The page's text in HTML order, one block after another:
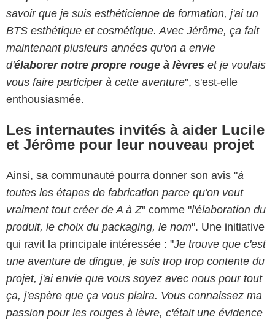
savoir que je suis esthéticienne de formation, j'ai un
BTS esthétique et cosmétique. Avec Jérôme, ça fait
maintenant plusieurs années qu'on a envie
d'élaborer notre propre rouge à lèvres et je voulais
vous faire participer à cette aventure", s'est-elle
enthousiasmée.
Les internautes invités à aider Lucile
et Jérôme pour leur nouveau projet
Ainsi, sa communauté pourra donner son avis "à
toutes les étapes de fabrication parce qu'on veut
vraiment tout créer de A à Z" comme "l'élaboration du
produit, le choix du packaging, le nom". Une initiative
qui ravit la principale intéressée : "Je trouve que c'est
une aventure de dingue, je suis trop trop contente du
projet, j'ai envie que vous soyez avec nous pour tout
ça, j'espère que ça vous plaira. Vous connaissez ma
passion pour les rouges à lèvre, c'était une évidence